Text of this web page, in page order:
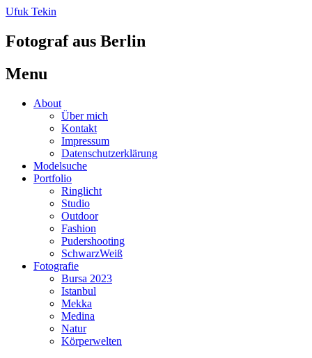
Ufuk Tekin
Fotograf aus Berlin
Menu
Skip
About
Über mich
Kontakt
Impressum
Datenschutzerklärung
Modelsuche
Portfolio
Ringlicht
Studio
Outdoor
Fashion
Pudershooting
SchwarzWeiß
Fotografie
Bursa 2023
Istanbul
Mekka
Medina
Natur
Körperwelten